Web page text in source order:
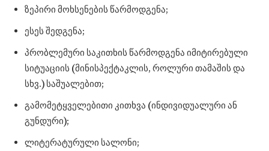
ზეპირი მოხსენების წარმოდგენა;
ესეს შედგენა;
პრობლემური საკითხის წარმოდგენა იმიტირებული
სიტუაციის (მინისპექტაკლის, როლური თამაშის და
სხვ.) საშუალებით;
გამომეტყველებითი კითხვა (ინდივიდუალური ან
გუნდური);
ლიტერატურული სალონი;